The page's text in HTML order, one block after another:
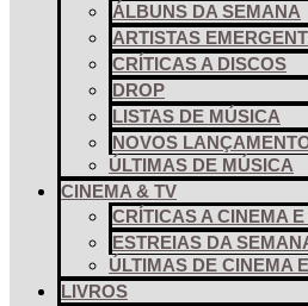
ÁLBUNS DA SEMANA
ARTISTAS
CRÍTICAS A DISCOS
DROP
LISTAS DE MÚSICA
NOVOS
ÚLTIMAS DE MÚSICA
CINEMA & TV
CRÍTICAS A CINEMA E
ESTREIAS DA
ÚLTIMAS DE CINEMA
LIVROS